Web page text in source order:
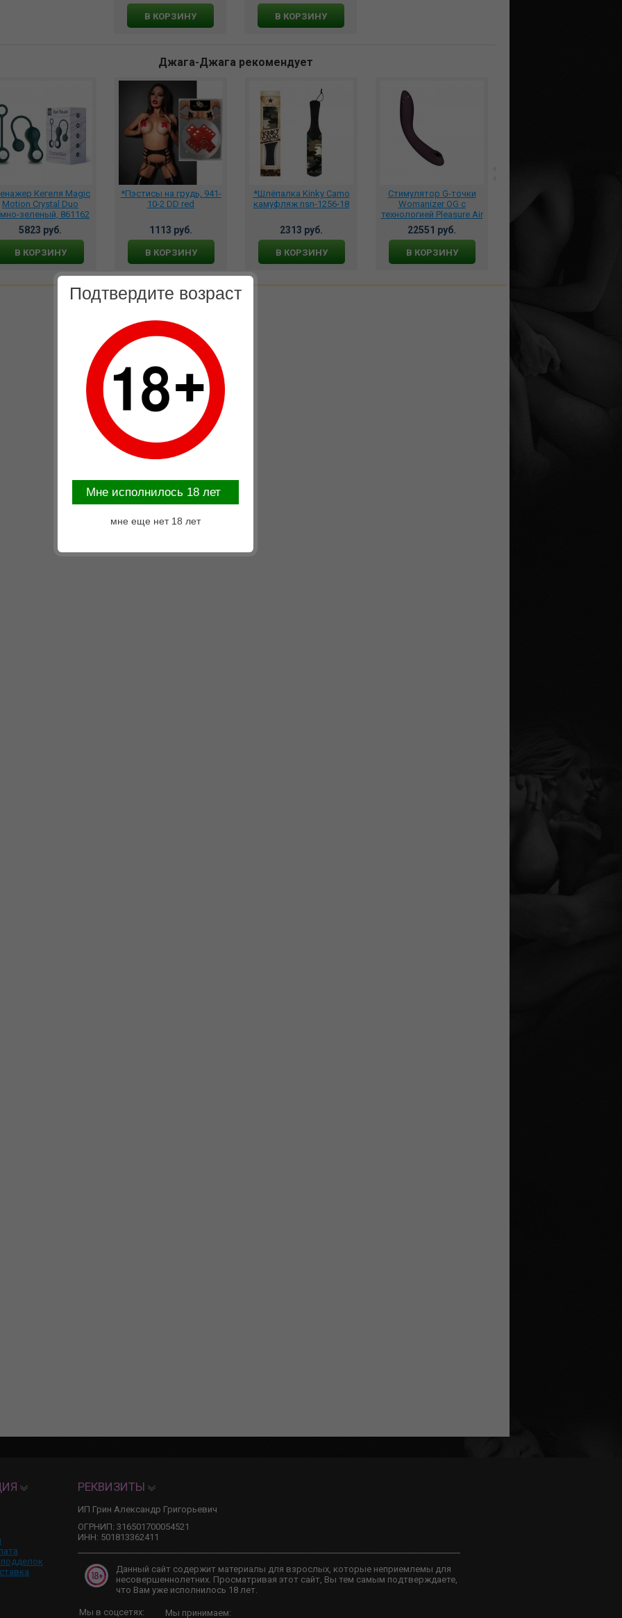
В КОРЗИНУ В КОРЗИНУ
Джага-Джага рекомендует
Кегеля Magic
Motion Crystal Duo
зеленый, 861162
5823 руб.
В КОРЗИНУ
*Пэстисы на грудь, 941-
10-2 DD red
1113 руб.
В КОРЗИНУ
*Шлёпалка Kinky Camo
камуфляж nsn-1256-18
2313 руб.
В КОРЗИНУ
Стимулятор G-точки
Womanizer OG c
технологией Pleasure Air
и вибрацией
фиолетовый, WZ171SG6
22551 руб.
В КОРЗИНУ
подделок
РЕКВИЗИТЫ
ИП Грин Александр Григорьевич
ОГРНИП: 316501700054521
ИНН: 501813362411
Данный сайт содержит материалы для взрослых, которые неприемлемы для
несовершеннолетних. Просматривая этот сайт, Вы тем самым подтверждаете,
что Вам уже исполнилось 18 лет.
Мы в соцсетях: Мы принимаем:
Подтвердите возраст
Mне исполнилось 18 лет
мне еще нет 18 лет